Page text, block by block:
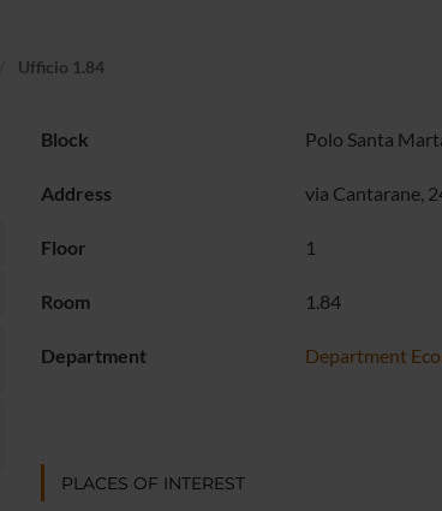
Ufficio 1.84
Block Polo Santa
Address via Cantarane,
Floor 1
Room 1.84
Department Department
PLACES OF INTEREST